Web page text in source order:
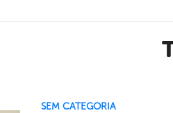
SEM CATEGORIA